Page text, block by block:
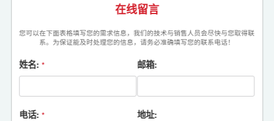
在线留言
您可以在下面表格填写您的需求信息，我们的技术与销售人员会尽快与您取得联
系。为保证能及时处理您的信息，请务必准确填写您的联系电话！
姓名: * 邮箱:
电话: * 地址: